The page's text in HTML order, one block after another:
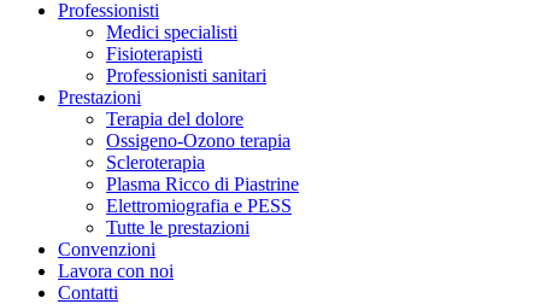
Professionisti
Medici specialisti
Fisioterapisti
Professionisti sanitari
Prestazioni
Terapia del dolore
Ossigeno-Ozono terapia
Scleroterapia
Plasma Ricco di Piastrine
Elettromiografia e PESS
Tutte le prestazioni
Convenzioni
Lavora con noi
Contatti